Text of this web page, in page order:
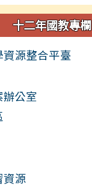
十二年國教專欄
源整合平臺
公室
源